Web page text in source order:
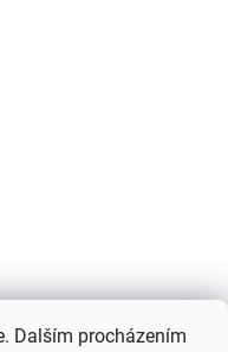
Dalším procházením